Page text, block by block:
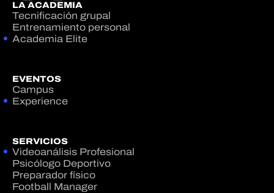
LA ACADEMIA
Tecnificación grupal
Entrenamiento personal
Academia Elite
EVENTOS
Campus
Experience
SERVICIOS
Videoanálisis Profesional
Psicólogo Deportivo
Preparador físico
Football Manager